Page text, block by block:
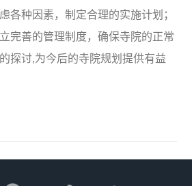
各种因素，制定合理的实施计划；
完善的管理制度，确保寺院的正常
探讨,为今后的寺院规划提供有益